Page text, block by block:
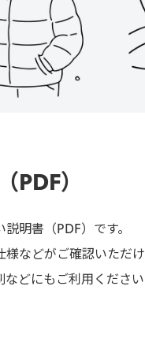
）
明書（PDF）です。
などがご確認いただ
どにもご利用くださ